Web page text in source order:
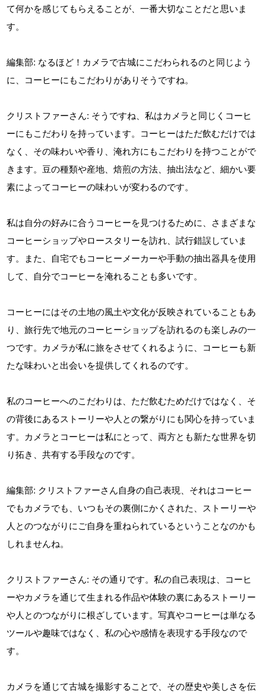
て何かを感じてもらえることが、一番大切なことだと思いま
す。
編集部: なるほど！カメラで古城にこだわられるのと同じよう
に、コーヒーにもこだわりがありそうですね。
クリストファーさん: そうですね、私はカメラと同じくコーヒ
ーにもこだわりを持っています。コーヒーはただ飲むだけでは
なく、その味わいや香り、淹れ方にもこだわりを持つことがで
きます。豆の種類や産地、焙煎の方法、抽出法など、細かい要
素によってコーヒーの味わいが変わるのです。
私は自分の好みに合うコーヒーを見つけるために、さまざまな
コーヒーショップやロースタリーを訪れ、試行錯誤していま
す。また、自宅でもコーヒーメーカーや手動の抽出器具を使用
して、自分でコーヒーを淹れることも多いです。
コーヒーにはその土地の風土や文化が反映されていることもあ
り、旅行先で地元のコーヒーショップを訪れるのも楽しみの一
つです。カメラが私に旅をさせてくれるように、コーヒーも新
たな味わいと出会いを提供してくれるのです。
私のコーヒーへのこだわりは、ただ飲むためだけではなく、そ
の背後にあるストーリーや人との繋がりにも関心を持っていま
す。カメラとコーヒーは私にとって、両方とも新たな世界を切
り拓き、共有する手段なのです。
編集部: クリストファーさん自身の自己表現、それはコーヒー
でもカメラでも、いつもその裏側にかくされた、ストーリーや
人とのつながりにご自身を重ねられているということなのかも
しれませんね。
クリストファーさん: その通りです。私の自己表現は、コーヒ
ーやカメラを通じて生まれる作品や体験の裏にあるストーリー
や人とのつながりに根ざしています。写真やコーヒーは単なる
ツールや趣味ではなく、私の心や感情を表現する手段なので
す。
カメラを通じて古城を撮影することで、その歴史や美しさを伝